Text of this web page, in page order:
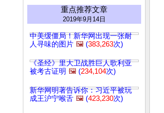
重点推荐文章
2019年9月14日
中美缓僵局！新华网出现一张耐
人寻味的图片 🖼️ (383,263次)
《圣经》里大卫战胜巨人歌利亚
被考古证明 🖼️ (234,104次)
新华网明著告诉你：习近平被玩
成王沪宁喉舌 🖼️ (423,230次)